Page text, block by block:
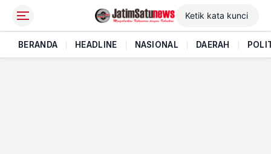
BERANDA HEADLINE NASIONAL DAERAH